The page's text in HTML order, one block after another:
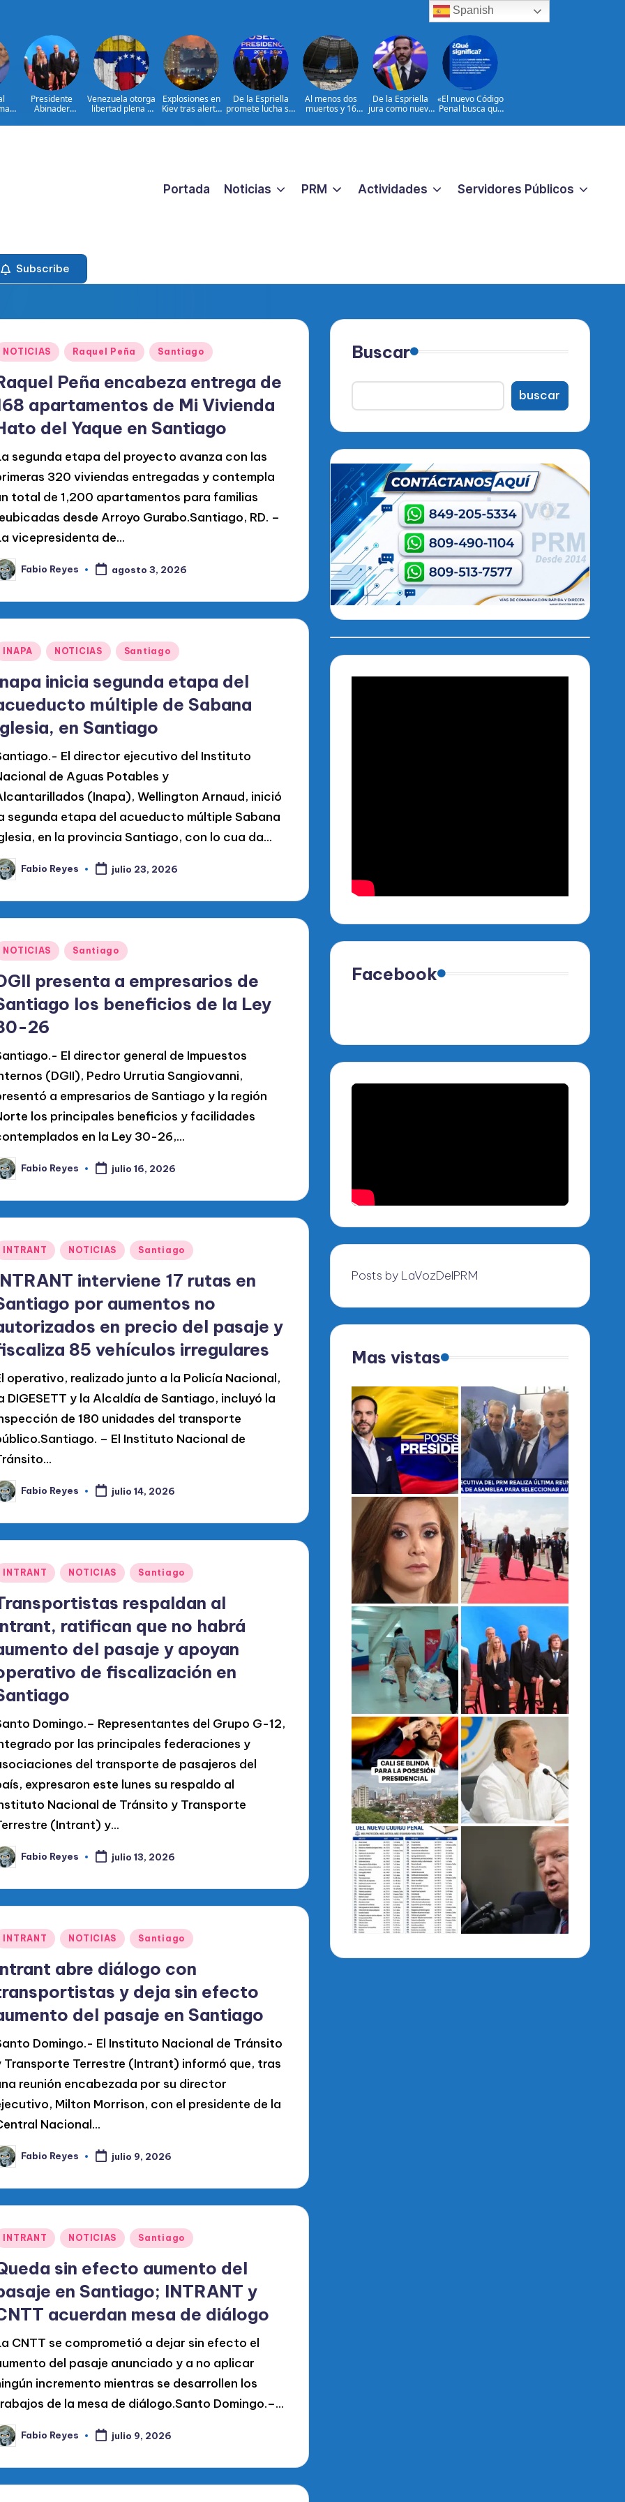
Presidente
Abinader
en Colombia y
Venezuela otorga
libertad plena a
Lourdes Afiuni
Explosiones en
Kiev tras alerta
balísticos
De la Espriella
promete lucha sin
narcoterrorismo
Al menos dos
muertos y 16
ataques rusos a
De la Espriella
jura como nuevo
Colombia
«El nuevo Código
Penal busca que
extremos no
Portada Noticias PRM Actividades Servidores Públicos
Subscribe
NOTICIAS Raquel Peña Santiago
Peña encabeza entrega de
apartamentos de Mi Vivienda
del Yaque en Santiago
segunda etapa del proyecto avanza con las
320 viviendas entregadas y contempla
total de 1,200 apartamentos para familias
desde Arroyo Gurabo.Santiago, RD. –
vicepresidenta de...
Fabio Reyes agosto 3, 2026
INAPA NOTICIAS Santiago
inicia segunda etapa del
múltiple de Sabana
en Santiago
El director ejecutivo del Instituto
de Aguas Potables y
(Inapa), Wellington Arnaud, inició
segunda etapa del acueducto múltiple Sabana
en la provincia Santiago, con lo cua da...
Fabio Reyes julio 23, 2026
NOTICIAS Santiago
presenta a empresarios de
los beneficios de la Ley
26
El director general de Impuestos
(DGII), Pedro Urrutia Sangiovanni,
a empresarios de Santiago y la región
los principales beneficios y facilidades
en la Ley 30-26,...
Fabio Reyes julio 16, 2026
INTRANT NOTICIAS Santiago
interviene 17 rutas en
por aumentos no
en precio del pasaje y
85 vehículos irregulares
operativo, realizado junto a la Policía Nacional,
DIGESETT y la Alcaldía de Santiago, incluyó la
de 180 unidades del transporte
– El Instituto Nacional de
Fabio Reyes julio 14, 2026
INTRANT NOTICIAS Santiago
respaldan al
ratifican que no habrá
del pasaje y apoyan
de fiscalización en
Domingo.– Representantes del Grupo G-12,
por las principales federaciones y
del transporte de pasajeros del
expresaron este lunes su respaldo al
Nacional de Tránsito y Transporte
(Intrant) y...
Fabio Reyes julio 13, 2026
INTRANT NOTICIAS Santiago
abre diálogo con
y deja sin efecto
del pasaje en Santiago
Domingo.- El Instituto Nacional de Tránsito
Transporte Terrestre (Intrant) informó que, tras
reunión encabezada por su director
Milton Morrison, con el presidente de la
Nacional...
Fabio Reyes julio 9, 2026
INTRANT NOTICIAS Santiago
sin efecto aumento del
en Santiago; INTRANT y
acuerdan mesa de diálogo
CNTT se comprometió a dejar sin efecto el
del pasaje anunciado y a no aplicar
incremento mientras se desarrollen los
de la mesa de diálogo.Santo Domingo.–...
Fabio Reyes julio 9, 2026
Buscar
buscar
Facebook
Posts by LaVozDelPRM
Mas vistas
Spanish